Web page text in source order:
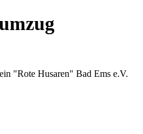
"Rote Husaren" Bad Ems e.V.